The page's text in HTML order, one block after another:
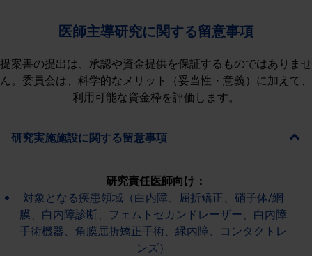
医師主導研究に関する留意事項
提案書の提出は、承認や資金提供を保証するものではありませ
ん。委員会は、科学的なメリット（妥当性・意義）に加えて、
利用可能な資金枠を評価します。
研究実施施設に関する留意事項
研究責任医師向け：
対象となる疾患領域（白内障、屈折矯正、硝子体/網
膜、白内障診断、フェムトセカンドレーザー、白内障
手術機器、角膜屈折矯正手術、緑内障、コンタクトレ
ンズ）